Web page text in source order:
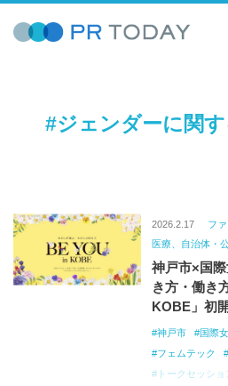
#ジェンダーに関
2026.2.17
フ
医療、自治体・
神戸市×国
き方・働き
KOBE」初
神戸市 国際
フェムテック
トークセッショ